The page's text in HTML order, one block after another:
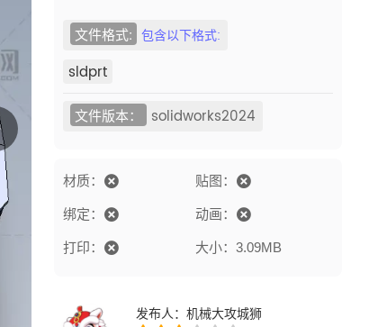
文件格式: 包含以下格式:
sldprt
文件版本： solidworks2024
材质： 贴图：
绑定： 动画：
打印： 大小：3.09MB
发布人：机械大攻城狮